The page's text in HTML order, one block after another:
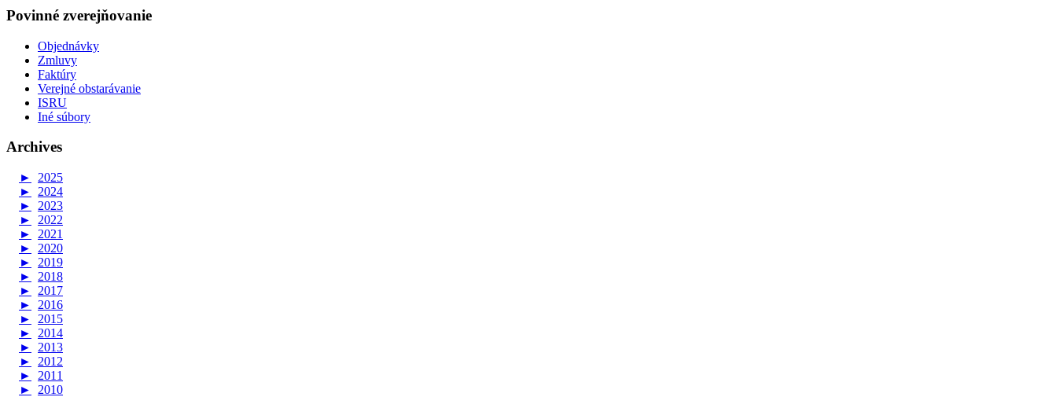
Povinné zverejňovanie
Objednávky
Zmluvy
Faktúry
Verejné obstarávanie
ISRU
Iné súbory
Archives
►
2025
►
2024
►
2023
►
2022
►
2021
►
2020
►
2019
►
2018
►
2017
►
2016
►
2015
►
2014
►
2013
►
2012
►
2011
►
2010